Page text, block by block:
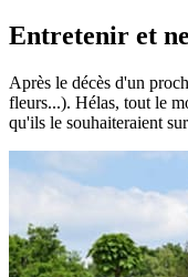
Entretenir et
Après le décès d'un
fleurs...). Hélas, tout le
qu'ils le souhaiteraient